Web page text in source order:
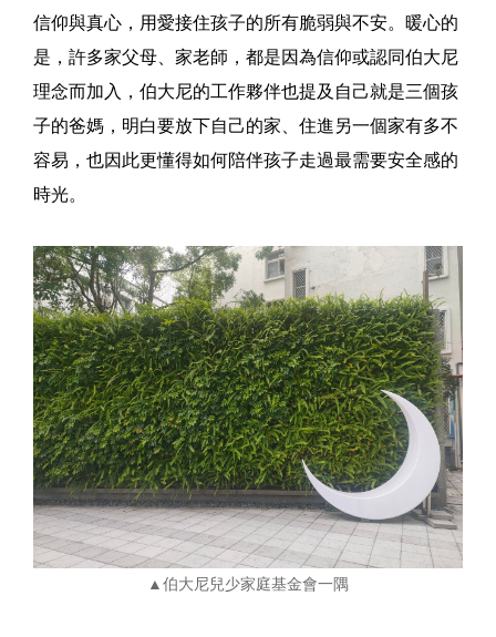
信仰與真心，用愛接住孩子的所有脆弱與不安。暖心的
是，許多家父母、家老師，都是因為信仰或認同伯大尼
理念而加入，伯大尼的工作夥伴也提及自己就是三個孩
子的爸媽，明白要放下自己的家、住進另一個家有多不
容易，也因此更懂得如何陪伴孩子走過最需要安全感的
時光。
▲伯大尼兒少家庭基金會一隅